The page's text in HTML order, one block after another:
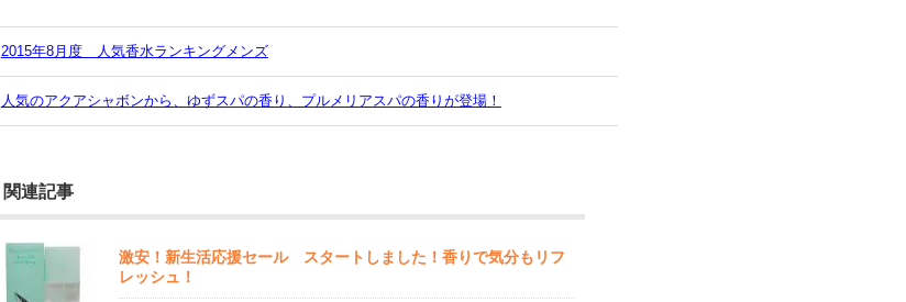
2015年8月度 人気香水ランキングメンズ
人気のアクアシャボンから、ゆずスパの香り、プルメリアスパの香りが登場！
関連記事
激安！新生活応援セール スタートしました！香りで気分もリフ
レッシュ！